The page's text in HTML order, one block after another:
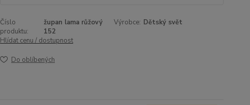
Číslo
produktu:
župan lama růžový
152
Výrobce: Dětský svět
Hlídat cenu / dostupnost
Do oblíbených